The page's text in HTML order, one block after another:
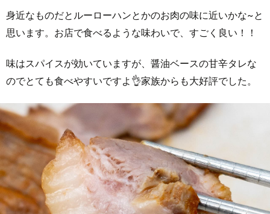
身近なものだとルーローハンとかのお肉の味に近いかな~と
思います。お店で食べるような味わいで、すごく良い！！
味はスパイスが効いていますが、醤油ベースの甘辛タレな
のでとても食べやすいですよ👌家族からも大好評でした。